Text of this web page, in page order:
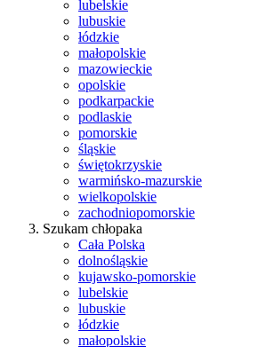
lubelskie
lubuskie
łódzkie
małopolskie
mazowieckie
opolskie
podkarpackie
podlaskie
pomorskie
śląskie
świętokrzyskie
warmińsko-mazurskie
wielkopolskie
zachodniopomorskie
Szukam chłopaka
Cała Polska
dolnośląskie
kujawsko-pomorskie
lubelskie
lubuskie
łódzkie
małopolskie